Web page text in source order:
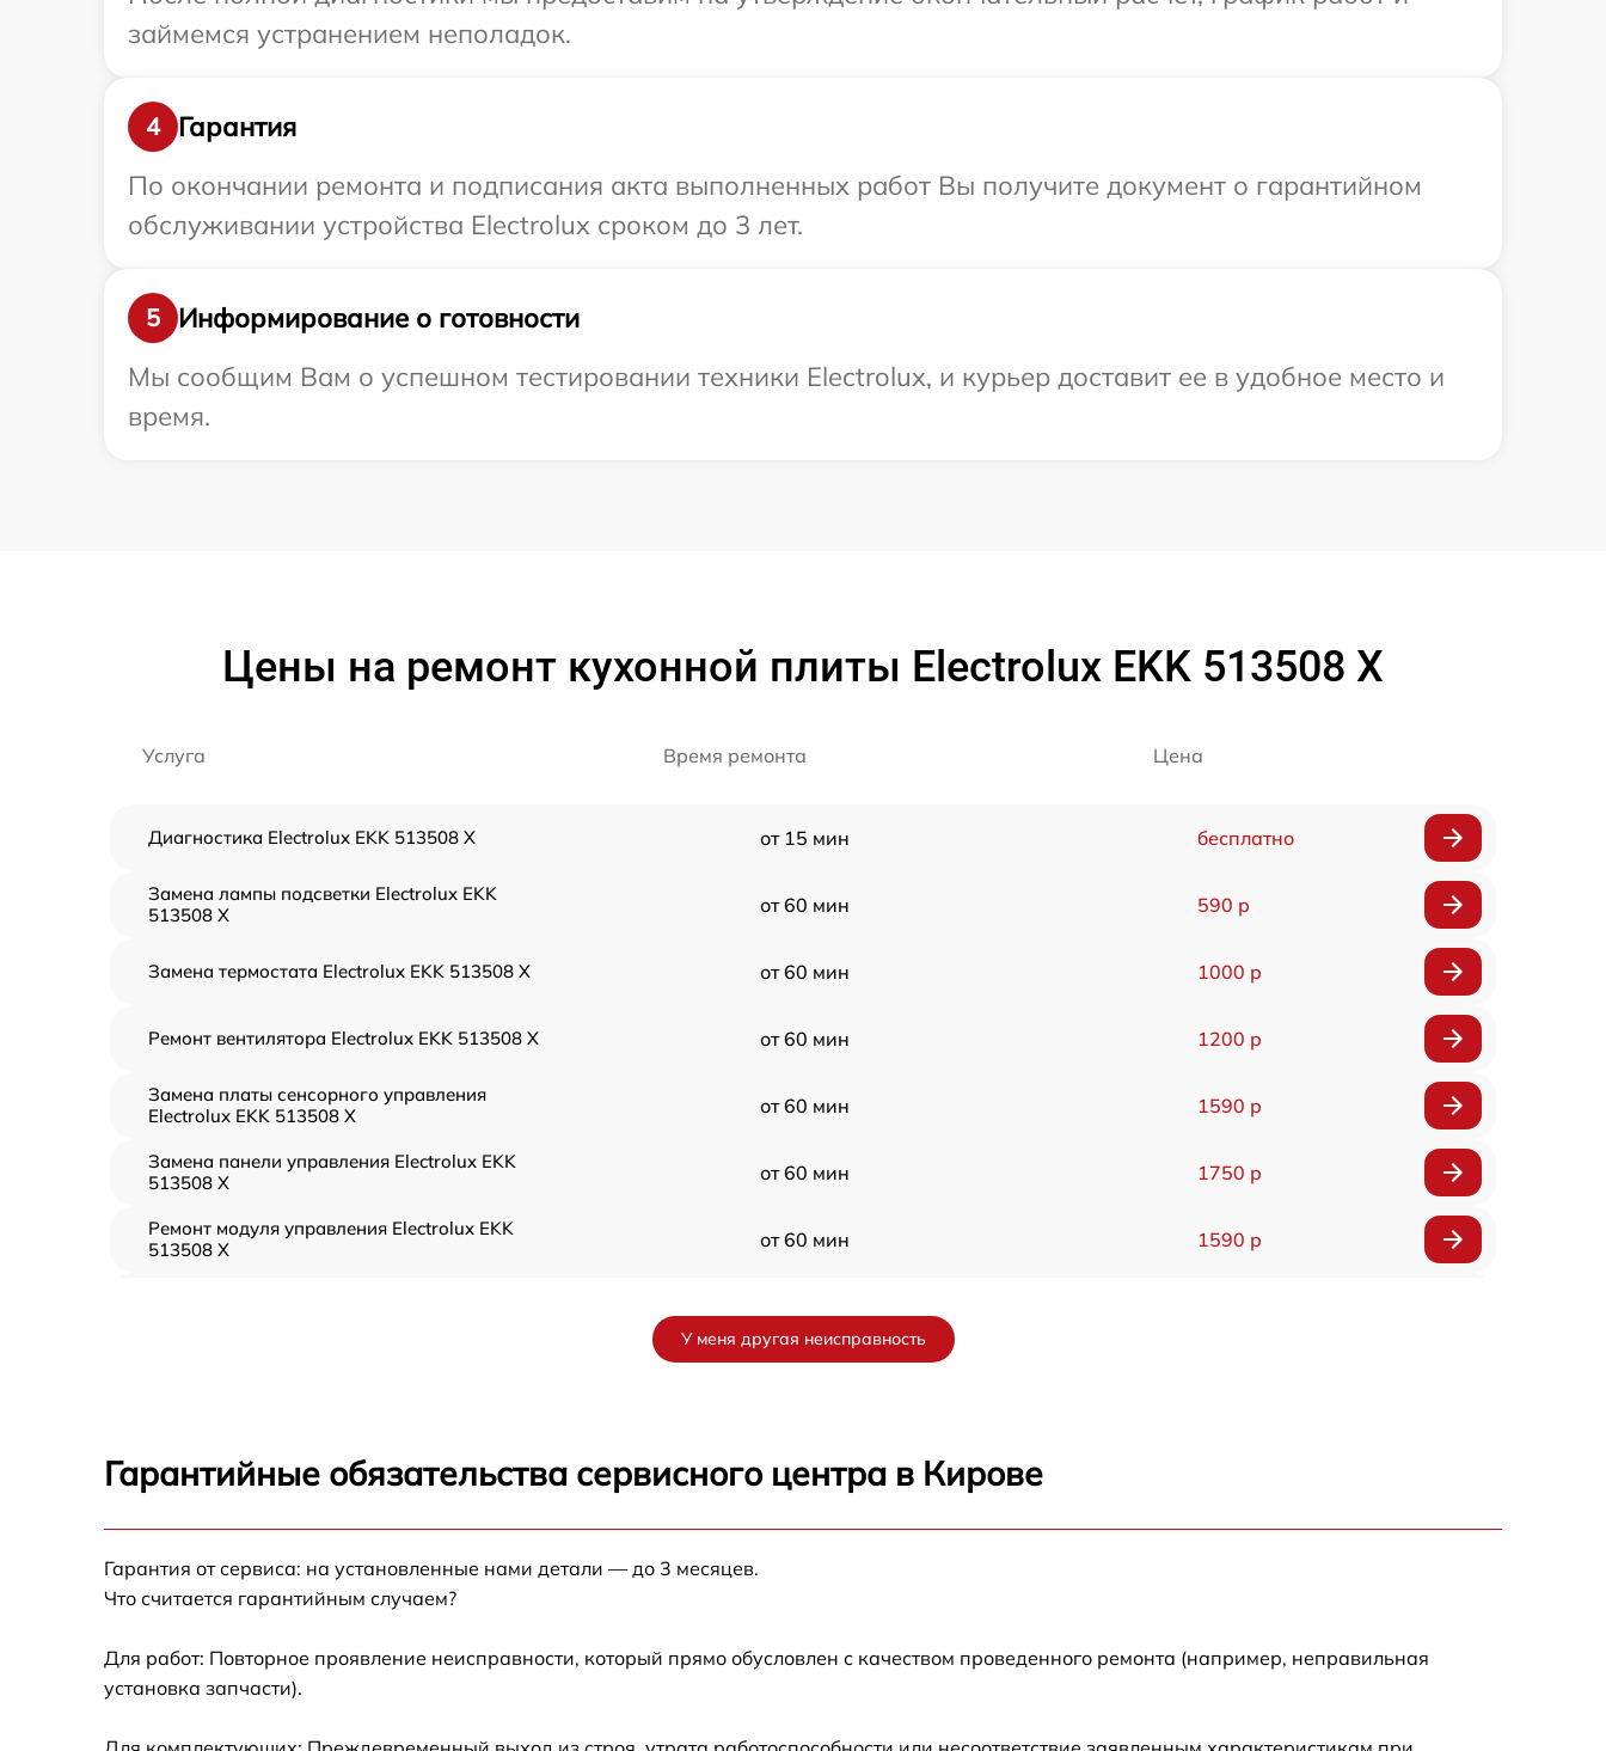
займемся устранением неполадок.
4
Гарантия
По окончании ремонта и подписания акта выполненных работ Вы получите документ о гарантийном
обслуживании устройства Electrolux сроком до 3 лет.
5
Информирование о готовности
Мы сообщим Вам о успешном тестировании техники Electrolux, и курьер доставит ее в удобное место и
время.
Цены на ремонт кухонной плиты Electrolux EKK 513508 X
Услуга Время ремонта Цена
Диагностика Electrolux EKK 513508 X от 15 мин бесплатно
Замена лампы подсветки Electrolux EKK
513508 X
от 60 мин 590 р
Замена термостата Electrolux EKK 513508 X от 60 мин 1000 р
Ремонт вентилятора Electrolux EKK 513508 X от 60 мин 1200 р
Замена платы сенсорного управления
Electrolux EKK 513508 X
от 60 мин 1590 р
Замена панели управления Electrolux EKK
513508 X
от 60 мин 1750 р
Ремонт модуля управления Electrolux EKK
513508 X
от 60 мин 1590 р
Ремонт конфорки с расширением Electrolux
EKK 513508 X
513508 X
Замена конфорки керамической плиты
У меня другая неисправность
Гарантийные обязательства сервисного центра в Кирове
Гарантия от сервиса: на установленные нами детали — до 3 месяцев.
Что считается гарантийным случаем?
Для работ: Повторное проявление неисправности, который прямо обусловлен с качеством проведенного ремонта (например, неправильная
установка запчасти).